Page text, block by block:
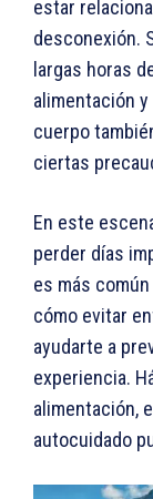
estar
desconexión.
largas horas
alimentación
cuerpo
ciertas
En este
perder días
es más
cómo evitar
ayudarte a
experiencia.
alimentación,
autocuidado